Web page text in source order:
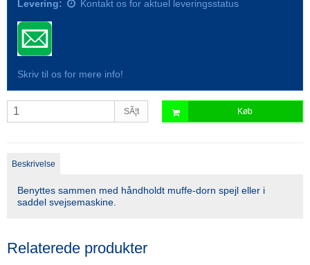
Levering: Kontakt os for aktuel leveringsstatus
Skriv til os for mere info!
SÃ¦t Køb
Beskrivelse
Benyttes sammen med håndholdt muffe-dorn spejl eller i
saddel svejsemaskine.
Relaterede produkter